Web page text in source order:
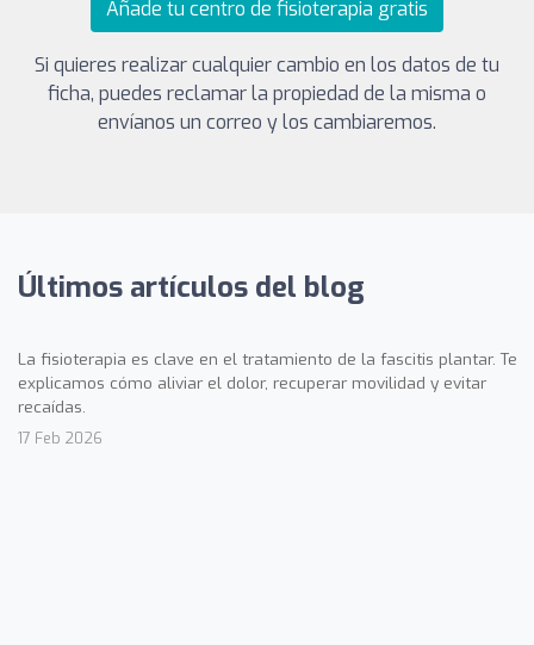
Añade tu centro de fisioterapia gratis
Si quieres realizar cualquier cambio en los datos de tu
ficha, puedes reclamar la propiedad de la misma o
envíanos un correo y los cambiaremos.
Últimos artículos del blog
La fisioterapia es clave en el tratamiento de la fascitis plantar. Te
explicamos cómo aliviar el dolor, recuperar movilidad y evitar
recaídas.
17 Feb 2026